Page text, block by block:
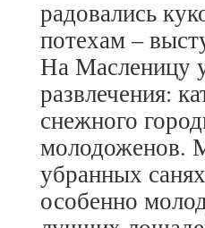
радовались
потехам –
На Масленицу
развлечения:
снежного
молодоженов.
убранных
особенно